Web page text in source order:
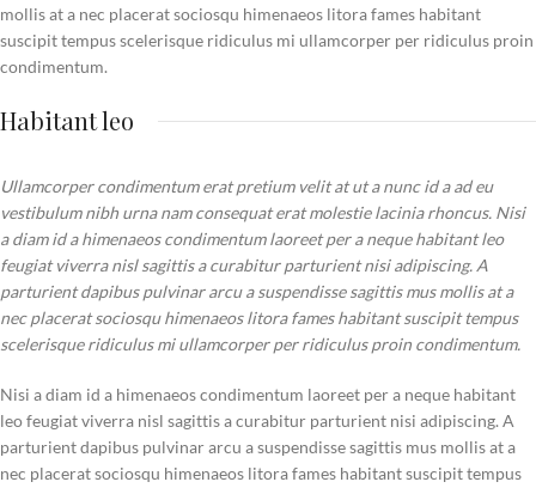
mollis at a nec placerat sociosqu himenaeos litora fames habitant
suscipit tempus scelerisque ridiculus mi ullamcorper per ridiculus proin
condimentum.
Habitant leo
Ullamcorper condimentum erat pretium velit at ut a nunc id a ad eu
vestibulum nibh urna nam consequat erat molestie lacinia rhoncus. Nisi
a diam id a himenaeos condimentum laoreet per a neque habitant leo
feugiat viverra nisl sagittis a curabitur parturient nisi adipiscing. A
parturient dapibus pulvinar arcu a suspendisse sagittis mus mollis at a
nec placerat sociosqu himenaeos litora fames habitant suscipit tempus
scelerisque ridiculus mi ullamcorper per ridiculus proin condimentum.
Nisi a diam id a himenaeos condimentum laoreet per a neque habitant
leo feugiat viverra nisl sagittis a curabitur parturient nisi adipiscing. A
parturient dapibus pulvinar arcu a suspendisse sagittis mus mollis at a
nec placerat sociosqu himenaeos litora fames habitant suscipit tempus